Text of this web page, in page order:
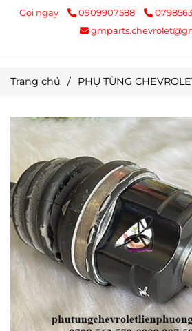
Gọi ngay 0909907588
Trang chủ / PHỤ TÙNG